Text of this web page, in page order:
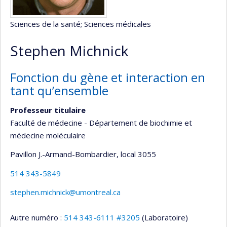
Sciences de la santé; Sciences médicales
Stephen Michnick
Fonction du gène et interaction en
tant qu’ensemble
Professeur titulaire
Faculté de médecine - Département de biochimie et
médecine moléculaire
Pavillon J.-Armand-Bombardier, local 3055
514 343-5849
stephen.michnick@umontreal.ca
Autre numéro : 514 343-6111 #3205 (Laboratoire)